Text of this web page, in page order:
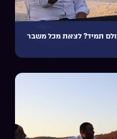
תמיד? לצאת מכל משבר